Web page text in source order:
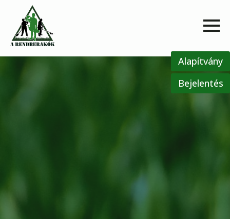
Alapítvány
Bejelentés